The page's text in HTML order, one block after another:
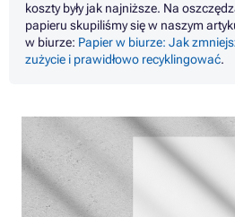
koszty były jak najniższe. Na
papieru skupiliśmy się w naszym
w biurze: Papier w biurze: Jak
zużycie i prawidłowo recyklingować.